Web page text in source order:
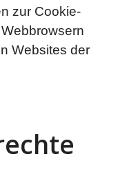
zur Cookie-
Websites der